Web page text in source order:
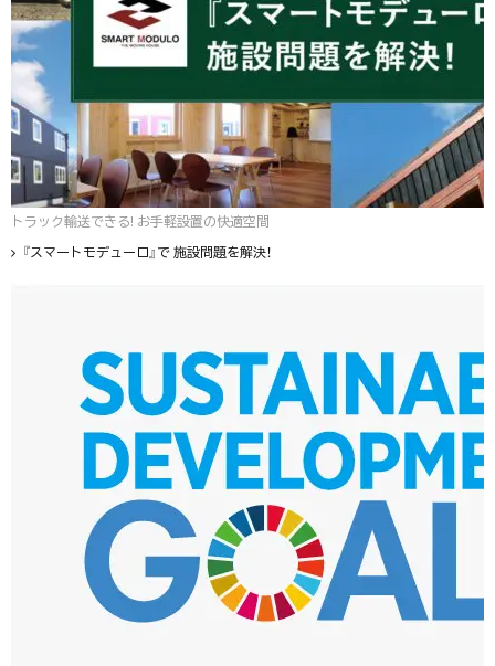
トラック輸送できる! お手軽設置の快適空間
『スマートモデューロ』で 施設問題を解決！